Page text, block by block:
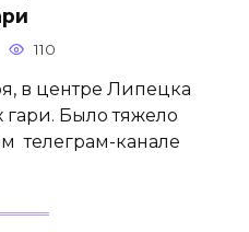
110
в центре Липецка
гари. Было тяжело
телеграм-канале